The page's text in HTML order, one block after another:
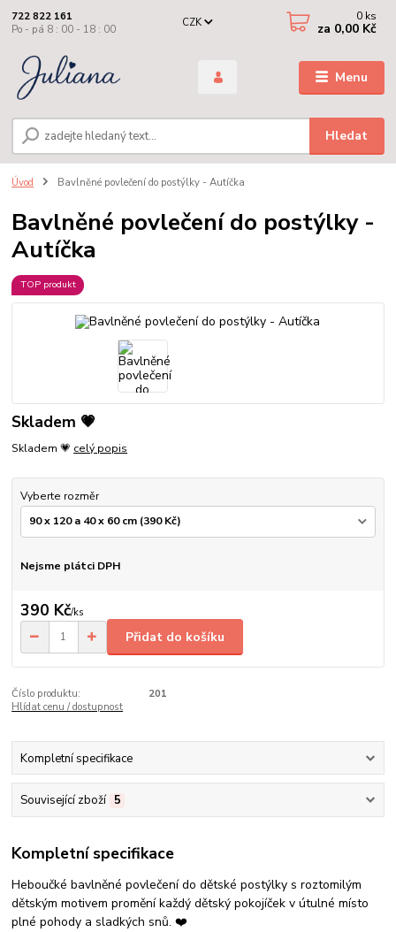
Menu
CZK
Hledat
722 822 161
Po - pá 8 : 00 - 18 : 00
0 ks
za 0,00 Kč
Úvod Bavlněné povlečení do postýlky - Autíčka
Bavlněné povlečení do postýlky -
Autíčka
TOP produkt
Skladem 💗
Skladem 💗 celý popis
Vyberte rozměr
Nejsme plátci DPH
390 Kč/ks
Přidat do košíku
Číslo produktu:
201
Hlídat cenu / dostupnost
Kompletní specifikace
Související zboží 5
Kompletní specifikace
Heboučké bavlněné povlečení do dětské postýlky s roztomilým
dětským motivem promění každý dětský pokojíček v útulné místo
plné pohody a sladkých snů. ❤️